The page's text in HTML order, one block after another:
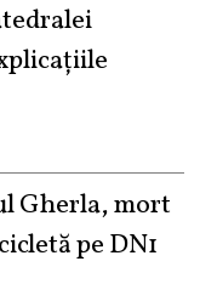
Gherla, mort
pe DN1